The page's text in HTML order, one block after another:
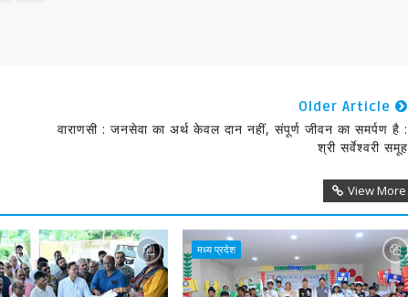
Older Article
वाराणसी : जनसेवा का अर्थ केवल दान नहीं, संपूर्ण जीवन का समर्पण है :
श्री सर्वेश्वरी समूह
View More
मध्य प्रदेश